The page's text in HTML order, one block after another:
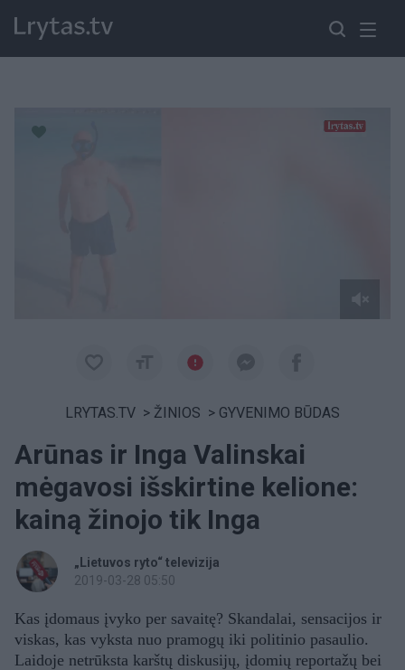
LRYTAS.TV > ŽINIOS > GYVENIMO BŪDAS
Arūnas ir Inga Valinskai
mėgavosi išskirtine kelione:
kainą žinojo tik Inga
„Lietuvos ryto“ televizija
2019-03-28 05:50
Kas įdomaus įvyko per savaitę? Skandalai, sensacijos ir
viskas, kas vyksta nuo pramogų iki politinio pasaulio.
Laidoje netrūksta karštų diskusijų, įdomių reportažų bei